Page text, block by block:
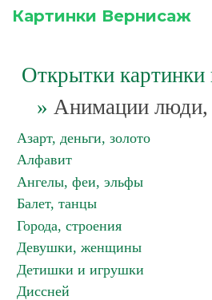
Картинки Вернисаж
Открытки картинки
» Анимации люди,
Азарт, деньги, золото
Алфавит
Ангелы, феи, эльфы
Балет, танцы
Города, строения
Девушки, женщины
Детишки и игрушки
Диссней